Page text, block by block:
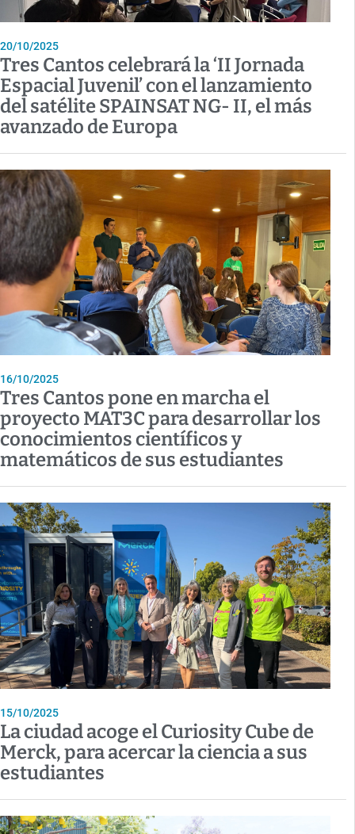
20/10/2025
Tres Cantos celebrará la ‘II Jornada
Espacial Juvenil’ con el lanzamiento
del satélite SPAINSAT NG- II, el más
avanzado de Europa
16/10/2025
Tres Cantos pone en marcha el
proyecto MAT3C para desarrollar los
conocimientos científicos y
matemáticos de sus estudiantes
15/10/2025
La ciudad acoge el Curiosity Cube de
Merck, para acercar la ciencia a sus
estudiantes